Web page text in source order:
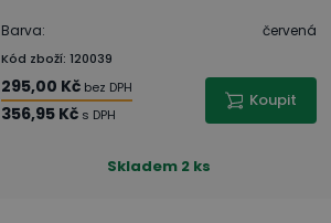
Barva: červená
Kód zboží: 120039
295,00 Kč bez DPH
356,95 Kč s DPH
Koupit
Skladem 2 ks